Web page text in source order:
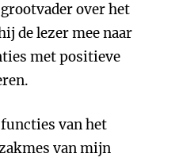
over het
de lezer mee naar
met positieve
functies van het
van mijn